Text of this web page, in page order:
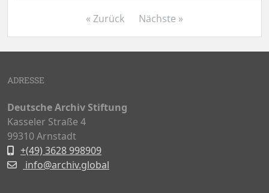
« Zurück Nächste »
ADRESSE
Deutsche Archiv Stiftung
Kasseler Straße 4
99310 Arnstadt
+(49) 3628 998909
info@archiv.global